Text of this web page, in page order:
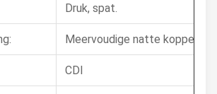
Druk, spat.
Meervoudige natte koppeling
CDI